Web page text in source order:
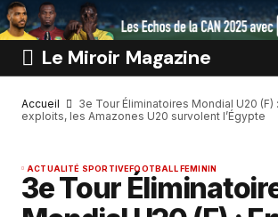
Le Miroir Magazine
Accueil
3e Tour Éliminatoires Mondial U20
exploits, les Amazones U20 survolent l’Égypte
ACTUALITÉ SPORTIVEFOOTBALL FEMININ
3e Tour